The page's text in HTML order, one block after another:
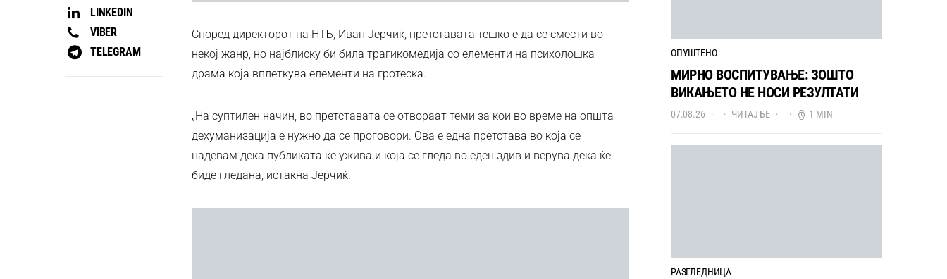
LINKEDIN
VIBER
TELEGRAM
Според директорот на НТБ, Иван Јерчиќ, претставата тешко е да се смести во
некој жанр, но најблиску би била трагикомедија со елементи на психолошка
драма која вплеткува елементи на гротеска.
„На суптилен начин, во претставата се отвораат теми за кои во време на општа
дехуманизација е нужно да се проговори. Ова е една претстава во која се
надевам дека публиката ќе ужива и која се гледа во еден здив и верува дека ќе
биде гледана, истакна Јерчиќ.
ОПУШТЕНО
МИРНО ВОСПИТУВАЊЕ: ЗОШТО
ВИКАЊЕТО НЕ НОСИ РЕЗУЛТАТИ
07.08.26 ЧИТАЈ БЕ 1 MIN
РАЗГЛЕДНИЦА